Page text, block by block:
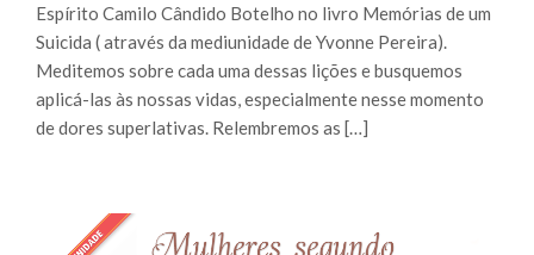
Espírito Camilo Cândido Botelho no livro Memórias de um
Suicida ( através da mediunidade de Yvonne Pereira).
Meditemos sobre cada uma dessas lições e busquemos
aplicá-las às nossas vidas, especialmente nesse momento
de dores superlativas. Relembremos as […]